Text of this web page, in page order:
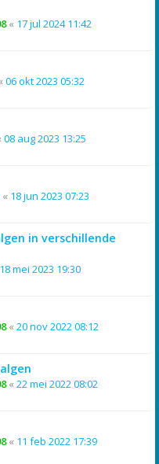
« 17 jul 2024 11:42
06 okt 2023 05:32
08 aug 2023 13:25
« 18 jun 2023 07:23
in verschillende
18 mei 2023 19:30
« 20 nov 2022 08:12
« 22 mei 2022 08:02
« 11 feb 2022 17:39